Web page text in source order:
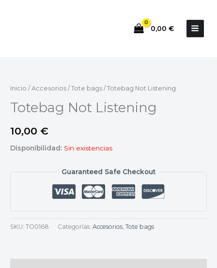
0,00 €
Inicio / Accesorios / Tote bags / Totebag Not Listening
Totebag Not Listening
10,00 €
Disponibilidad: Sin existencias
Guaranteed Safe Checkout
SKU: TO0168 Categorías: Accesorios, Tote bags